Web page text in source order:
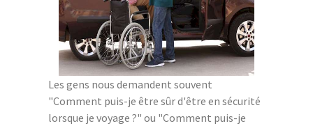
Les gens nous demandent souvent
"Comment puis-je être sûr d'être en sécurité
lorsque je voyage ?" ou "Comment puis-je